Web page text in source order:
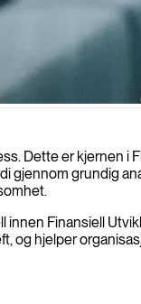
Dette er kjernen i
gjennom grundig
Finansiell
og hjelper